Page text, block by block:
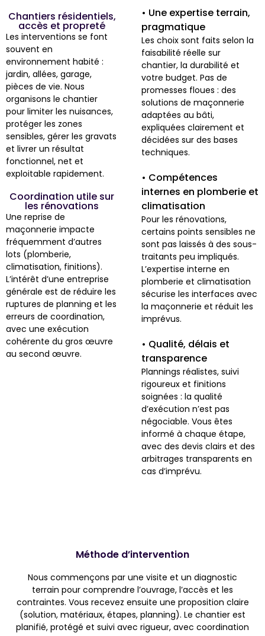
Chantiers résidentiels,
accès et propreté
Les interventions se font
souvent en
environnement habité :
jardin, allées, garage,
pièces de vie. Nous
organisons le chantier
pour limiter les nuisances,
protéger les zones
sensibles, gérer les gravats
et livrer un résultat
fonctionnel, net et
exploitable rapidement.
Coordination utile sur
les rénovations
Une reprise de
maçonnerie impacte
fréquemment d’autres
lots (plomberie,
climatisation, finitions).
L’intérêt d’une entreprise
générale est de réduire les
ruptures de planning et les
erreurs de coordination,
avec une exécution
cohérente du gros œuvre
au second œuvre.
• Une expertise terrain,
pragmatique
Les choix sont faits selon la
faisabilité réelle sur
chantier, la durabilité et
votre budget. Pas de
promesses floues : des
solutions de maçonnerie
adaptées au bâti,
expliquées clairement et
décidées sur des bases
techniques.
• Compétences
internes en plomberie et
climatisation
Pour les rénovations,
certains points sensibles ne
sont pas laissés à des sous-
traitants peu impliqués.
L’expertise interne en
plomberie et climatisation
sécurise les interfaces avec
la maçonnerie et réduit les
imprévus.
• Qualité, délais et
transparence
Plannings réalistes, suivi
rigoureux et finitions
soignées : la qualité
d’exécution n’est pas
négociable. Vous êtes
informé à chaque étape,
avec des devis clairs et des
arbitrages transparents en
cas d’imprévu.
Méthode d’intervention
Nous commençons par une visite et un diagnostic
terrain pour comprendre l’ouvrage, l’accès et les
contraintes. Vous recevez ensuite une proposition claire
(solution, matériaux, étapes, planning). Le chantier est
planifié, protégé et suivi avec rigueur, avec coordination